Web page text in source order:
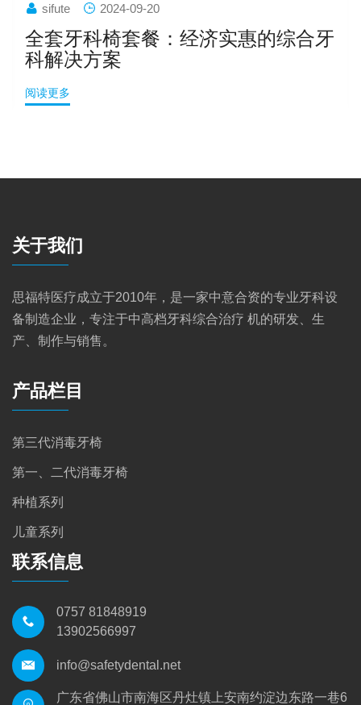
sifute 2024-09-20
全套牙科椅套餐：经济实惠的综合牙
科解决方案
阅读更多
关于我们
思福特医疗成立于2010年，是一家中意合资的专业牙科设
备制造企业，专注于中高档牙科综合治疗 机的研发、生
产、制作与销售。
产品栏目
第三代消毒牙椅
第一、二代消毒牙椅
种植系列
儿童系列
联系信息
0757 81848919
13902566997
info@safetydental.net
广东省佛山市南海区丹灶镇上安南约淀边东路一巷6